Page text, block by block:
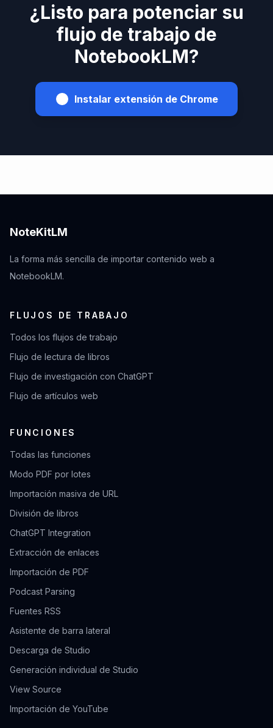
¿Listo para potenciar su
flujo de trabajo de
NotebookLM?
Instalar extensión de Chrome
NoteKitLM
La forma más sencilla de importar contenido web a
NotebookLM.
FLUJOS DE TRABAJO
Todos los flujos de trabajo
Flujo de lectura de libros
Flujo de investigación con ChatGPT
Flujo de artículos web
FUNCIONES
Todas las funciones
Modo PDF por lotes
Importación masiva de URL
División de libros
ChatGPT Integration
Extracción de enlaces
Importación de PDF
Podcast Parsing
Fuentes RSS
Asistente de barra lateral
Descarga de Studio
Generación individual de Studio
View Source
Importación de YouTube